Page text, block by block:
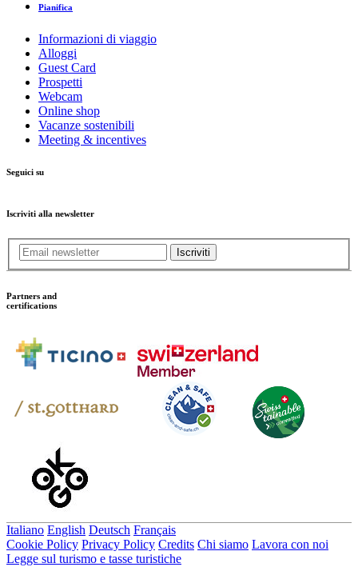
Pianifica
Informazioni di viaggio
Alloggi
Guest Card
Prospetti
Webcam
Online shop
Vacanze sostenibili
Meeting & incentives
Seguici su
Iscriviti alla newsletter
Iscriviti
Partners and
certifications
Italiano English Deutsch Français
Cookie Policy Privacy Policy Credits Chi siamo Lavora con noi
Legge sul turismo e tasse turistiche